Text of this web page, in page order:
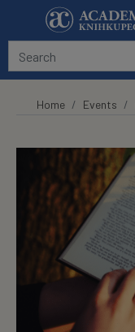
Skip to main content
Home Events